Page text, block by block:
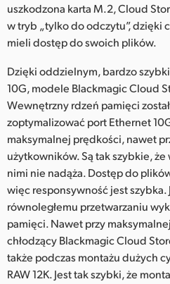
uszkodzona karta M.2, Cloud
w tryb „tylko do odczytu”, dzięki
mieli dostęp do swoich plików.
Dzięki oddzielnym, bardzo
10G, modele Blackmagic Cloud
Wewnętrzny rdzeń pamięci
zoptymalizować port Ethernet
maksymalnej prędkości, nawet
użytkowników. Są tak szybkie,
nimi nie nadąża. Dostęp do
więc responsywność jest szybka.
równoległemu przetwarzaniu
pamięci. Nawet przy
chłodzący Blackmagic Cloud
także podczas montażu dużych
RAW 12K. Jest tak szybki, że